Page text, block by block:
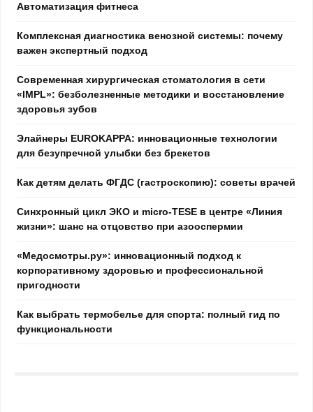
Автоматизация фитнеса
Комплексная диагностика венозной системы: почему
важен экспертный подход
Современная хирургическая стоматология в сети
«IMPL»: безболезненные методики и восстановление
здоровья зубов
Элайнеры EUROKAPPA: инновационные технологии
для безупречной улыбки без брекетов
Как детям делать ФГДС (гастроскопию): советы врачей
Синхронный цикл ЭКО и micro-TESE в центре «Линия
жизни»: шанс на отцовство при азооспермии
«Медосмотры.ру»: инновационный подход к
корпоративному здоровью и профессиональной
пригодности
Как выбрать термобелье для спорта: полный гид по
функциональности